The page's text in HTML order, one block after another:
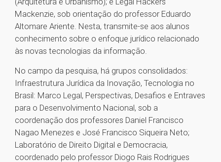
Mackenzie, sob orientação do professor Eduardo
Altomare Ariente. Nesta, transmite-se aos alunos
conhecimento sobre o enfoque jurídico relacionado
às novas tecnologias da informação.
No campo da pesquisa, há grupos consolidados:
Infraestrutura Jurídica da Inovação, Tecnologia no
Brasil: Marco Legal, Perspectivas, Desafios e Entraves
para o Desenvolvimento Nacional, sob a
coordenação dos professores Daniel Francisco
Nagao Menezes e José Francisco Siqueira Neto;
Laboratório de Direito Digital e Democracia,
coordenado pelo professor Diogo Rais Rodrigues